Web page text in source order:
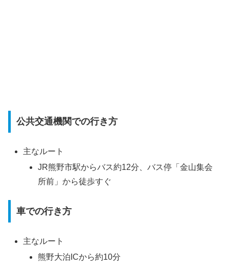
公共交通機関での行き方
主なルート
JR熊野市駅からバス約12分、バス停「金山集会
所前」から徒歩すぐ
車での行き方
主なルート
熊野大泊ICから約10分